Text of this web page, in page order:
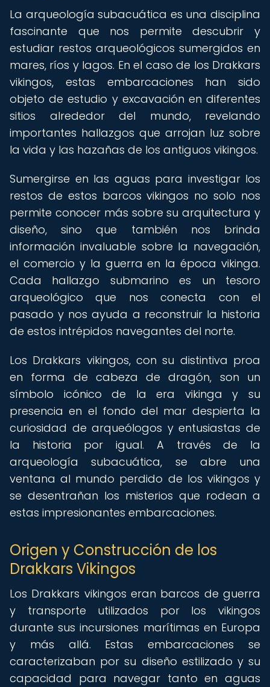
La arqueología subacuática es una disciplina
fascinante que nos permite descubrir y
estudiar restos arqueológicos sumergidos en
mares, ríos y lagos. En el caso de los Drakkars
vikingos, estas embarcaciones han sido
objeto de estudio y excavación en diferentes
sitios alrededor del mundo, revelando
importantes hallazgos que arrojan luz sobre
la vida y las hazañas de los antiguos vikingos.
Sumergirse en las aguas para investigar los
restos de estos barcos vikingos no solo nos
permite conocer más sobre su arquitectura y
diseño, sino que también nos brinda
información invaluable sobre la navegación,
el comercio y la guerra en la época vikinga.
Cada hallazgo submarino es un tesoro
arqueológico que nos conecta con el
pasado y nos ayuda a reconstruir la historia
de estos intrépidos navegantes del norte.
Los Drakkars vikingos, con su distintiva proa
en forma de cabeza de dragón, son un
símbolo icónico de la era vikinga y su
presencia en el fondo del mar despierta la
curiosidad de arqueólogos y entusiastas de
la historia por igual. A través de la
arqueología subacuática, se abre una
ventana al mundo perdido de los vikingos y
se desentrañan los misterios que rodean a
estas impresionantes embarcaciones.
Origen y Construcción de los
Drakkars Vikingos
Los Drakkars vikingos eran barcos de guerra
y transporte utilizados por los vikingos
durante sus incursiones marítimas en Europa
y más allá. Estas embarcaciones se
caracterizaban por su diseño estilizado y su
capacidad para navegar tanto en aguas